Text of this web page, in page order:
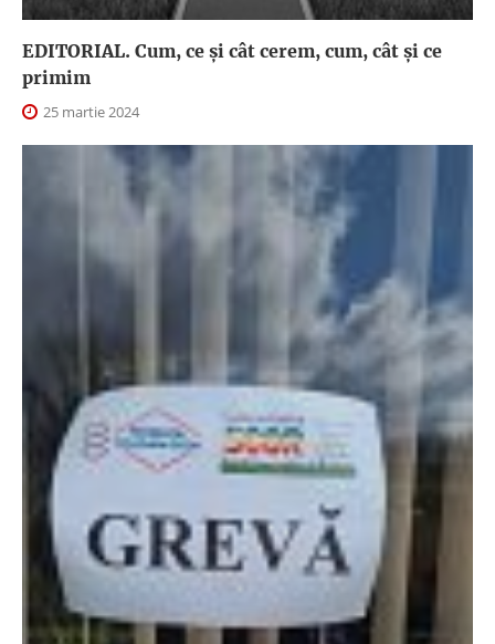
EDITORIAL. Cum, ce şi cât cerem, cum, cât şi ce
primim
25 martie 2024